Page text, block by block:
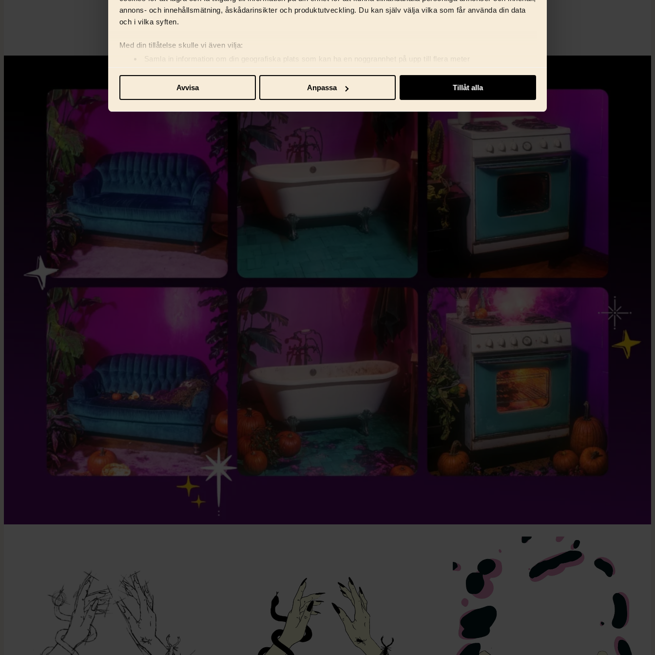
annons- och innehållsmätning, åskådarinsikter och produktutveckling. Du kan själv välja vilka som får använda din data
och i vilka syften.
Med din tillåtelse skulle vi även vilja:
Samla in information om din geografiska plats som kan ha en noggrannhet på upp till flera meter
Identifiera din enhet genom att aktivt skanna den för specifika kännetecken (fingeravtryck)
Ta reda på mer om hur dina personliga uppgifter behandlas och ställ in dina preferenser i
detaljsektionen. Du kan ändra
Vi använder enhetsidentifierare för att anpassa innehåll, annonser samt analysera vår trafik. Vi delar dessa identifierare
och information med våra samarbetspartners.
Avvisa Anpassa Tillåt alla
materialet som produceras ett kreativt djup och förhindrar att teamet fastnar i gamla hjulspår.